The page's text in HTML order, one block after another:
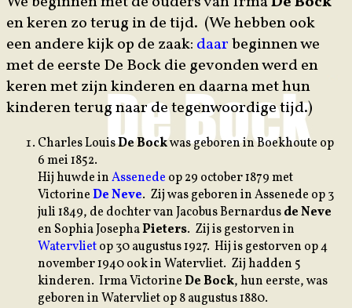
en keren zo terug in de tijd. (We hebben ook
een andere kijk op de zaak: daarbeginnen we
met de eerste De Bock die gevonden werd en
keren met zijn kinderen en daarna met hun
kinderen terug naar de tegenwoordige tijd.)
Charles LouisDe Bockwas geboren in Boekhoute op
6 mei 1852.
Hij huwde inAssenede op 29 october 1879 met
VictorineDe Neve. Zij was geboren in Assenede op 3
juli 1849, de dochter van Jacobus Bernardusde Neve
en Sophia JosephaPieters. Zij is gestorven in
Watervlietop 30 augustus 1927. Hij is gestorven op 4
november 1940 ook in Watervliet. Zij hadden 5
kinderen. Irma VictorineDe Bock, hun eerste, was
geboren in Watervliet op 8 augustus 1880.